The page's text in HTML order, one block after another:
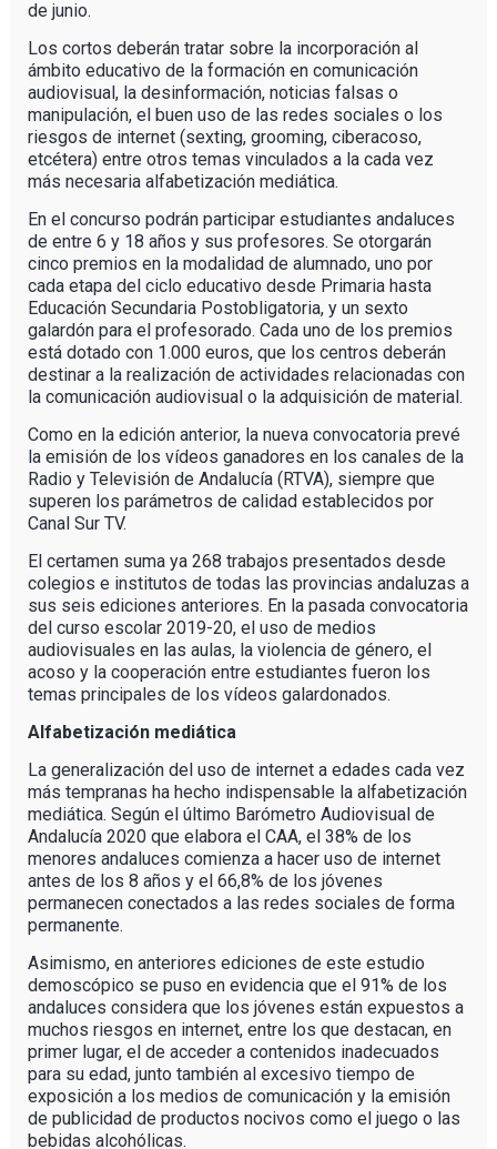
de junio.
Los cortos deberán tratar sobre la incorporación al
ámbito educativo de la formación en comunicación
audiovisual, la desinformación, noticias falsas o
manipulación, el buen uso de las redes sociales o los
riesgos de internet (sexting, grooming, ciberacoso,
etcétera) entre otros temas vinculados a la cada vez
más necesaria alfabetización mediática.
En el concurso podrán participar estudiantes andaluces
de entre 6 y 18 años y sus profesores. Se otorgarán
cinco premios en la modalidad de alumnado, uno por
cada etapa del ciclo educativo desde Primaria hasta
Educación Secundaria Postobligatoria, y un sexto
galardón para el profesorado. Cada uno de los premios
está dotado con 1.000 euros, que los centros deberán
destinar a la realización de actividades relacionadas con
la comunicación audiovisual o la adquisición de material.
Como en la edición anterior, la nueva convocatoria prevé
la emisión de los vídeos ganadores en los canales de la
Radio y Televisión de Andalucía (RTVA), siempre que
superen los parámetros de calidad establecidos por
Canal Sur TV.
El certamen suma ya 268 trabajos presentados desde
colegios e institutos de todas las provincias andaluzas a
sus seis ediciones anteriores. En la pasada convocatoria
del curso escolar 2019-20, el uso de medios
audiovisuales en las aulas, la violencia de género, el
acoso y la cooperación entre estudiantes fueron los
temas principales de los vídeos galardonados.
Alfabetización mediática
La generalización del uso de internet a edades cada vez
más tempranas ha hecho indispensable la alfabetización
mediática. Según el último Barómetro Audiovisual de
Andalucía 2020 que elabora el CAA, el 38% de los
menores andaluces comienza a hacer uso de internet
antes de los 8 años y el 66,8% de los jóvenes
permanecen conectados a las redes sociales de forma
permanente.
Asimismo, en anteriores ediciones de este estudio
demoscópico se puso en evidencia que el 91% de los
andaluces considera que los jóvenes están expuestos a
muchos riesgos en internet, entre los que destacan, en
primer lugar, el de acceder a contenidos inadecuados
para su edad, junto también al excesivo tiempo de
exposición a los medios de comunicación y la emisión
de publicidad de productos nocivos como el juego o las
bebidas alcohólicas.